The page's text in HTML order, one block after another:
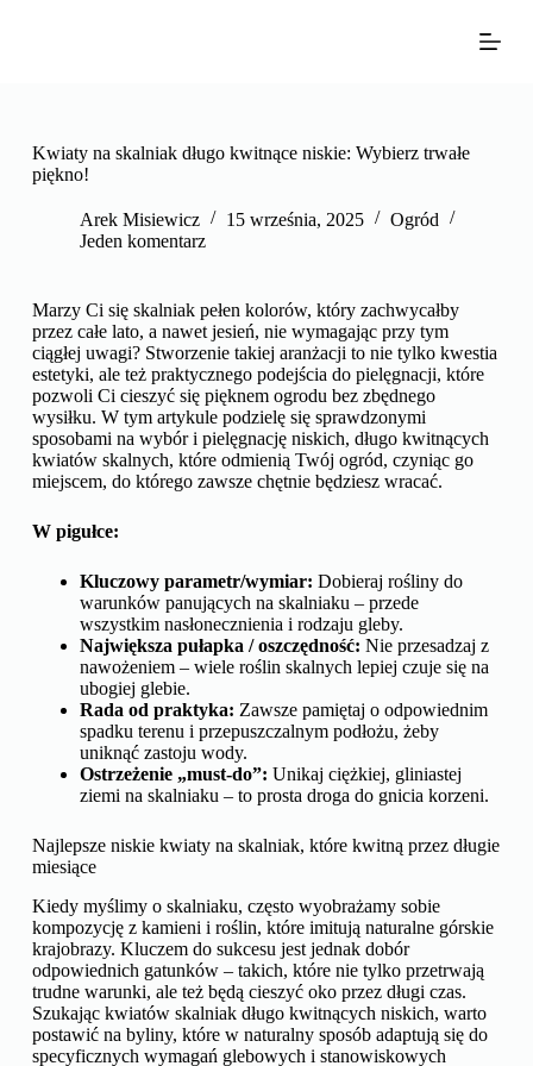
d
Kwiaty na skalniak długo kwitnące niskie: Wybierz trwałe
piękno!
Arek Misiewicz 15 września, 2025
Ogród
Jeden komentarz
Marzy Ci się skalniak pełen kolorów, który zachwycałby
przez całe lato, a nawet jesień, nie wymagając przy tym
ciągłej uwagi? Stworzenie takiej aranżacji to nie tylko kwestia
estetyki, ale też praktycznego podejścia do pielęgnacji, które
pozwoli Ci cieszyć się pięknem ogrodu bez zbędnego
wysiłku. W tym artykule podzielę się sprawdzonymi
sposobami na wybór i pielęgnację niskich, długo kwitnących
kwiatów skalnych, które odmienią Twój ogród, czyniąc go
miejscem, do którego zawsze chętnie będziesz wracać.
W pigułce:
Kluczowy parametr/wymiar: Dobieraj rośliny do
warunków panujących na skalniaku – przede
wszystkim nasłonecznienia i rodzaju gleby.
Największa pułapka / oszczędność: Nie przesadzaj z
nawożeniem – wiele roślin skalnych lepiej czuje się na
ubogiej glebie.
Rada od praktyka: Zawsze pamiętaj o odpowiednim
spadku terenu i przepuszczalnym podłożu, żeby
uniknąć zastoju wody.
Ostrzeżenie „must-do”: Unikaj ciężkiej, gliniastej
ziemi na skalniaku – to prosta droga do gnicia korzeni.
Najlepsze niskie kwiaty na skalniak, które kwitną przez długie
miesiące
Kiedy myślimy o skalniaku, często wyobrażamy sobie
kompozycję z kamieni i roślin, które imitują naturalne górskie
krajobrazy. Kluczem do sukcesu jest jednak dobór
odpowiednich gatunków – takich, które nie tylko przetrwają
trudne warunki, ale też będą cieszyć oko przez długi czas.
Szukając kwiatów skalniak długo kwitnących niskich, warto
postawić na byliny, które w naturalny sposób adaptują się do
specyficznych wymagań glebowych i stanowiskowych